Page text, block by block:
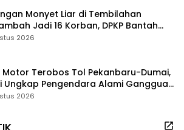
Monyet Liar di Tembilahan
Jadi 16 Korban, DPKP Bantah
Gerombolan Viral
2026
Motor Terobos Tol Pekanbaru-Dumai,
Ungkap Pengendara Alami Gangguan
2026